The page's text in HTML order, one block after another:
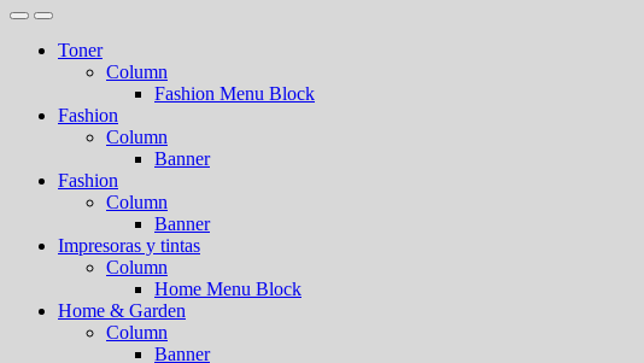
Toner
Column
Fashion Menu Block
Fashion
Column
Banner
Fashion
Column
Banner
Impresoras y tintas
Column
Home Menu Block
Home & Garden
Column
Banner